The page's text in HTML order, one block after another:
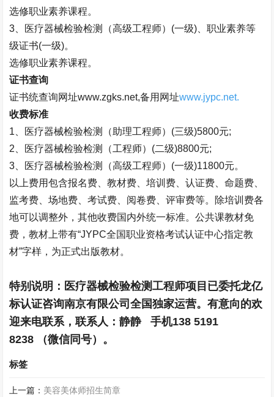
选修职业素养课程。
3 、医疗器械检验检测（高级工程师） (一级) 、职业素养等
级证书(一级)。
选修职业素养课程。
证书查询
证书统查询网址www.zgks.net,备用网址www.jypc.net.
收费标准
1 、医疗器械检验检测（助理工程师） (三级)5800元;
2 、医疗器械检验检测（工程师） (二级)8800元;
3 、医疗器械检验检测（高级工程师） (一级)11800元。
以上费用包含报名费、教材费、培训费、认证费、命题费、
监考费、场地费、考试费、阅卷费、评审费等。除培训费各
地可以调整外，其他收费国内外统一标准。公共课教材免
费，教材上带有“JYPC全国职业资格考试认证中心指定教
材”字样，为正式出版教材。
特别说明：医疗器械检验检测工程师项目已委托龙亿
标认证咨询南京有限公司全国独家运营。有意向的欢
迎来电联系，联系人：静静手机138 5191
8238
（微信同号）。
标签
上一篇： 美容美体师招生简章